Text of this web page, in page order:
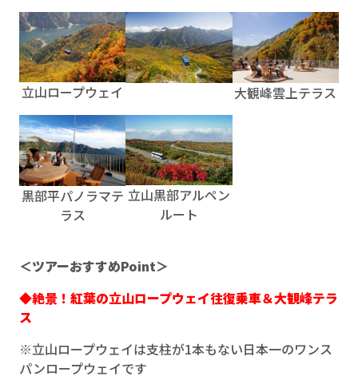
立山ロープウェイ 大観峰雲上テラス
黒部平パノラマテ
ラス
立山黒部アルペン
ルート
＜ツアーおすすめPoint＞
◆絶景！紅葉の立山ロープウェイ往復乗車＆大観峰テラ
ス
※立山ロープウェイは支柱が1本もない日本一のワンス
パンロープウェイです